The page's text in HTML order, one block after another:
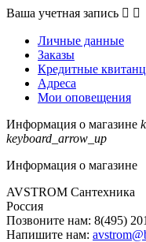
Ваша учетная запись  
Личные данные
Заказы
Кредитные
Адреса
Мои оповещения
Информация о магазине
keyboard_arrow_up
Информация о магазине
AVSTROM Сантехника
Россия
Позвоните нам: 8(495)
Напишите нам: